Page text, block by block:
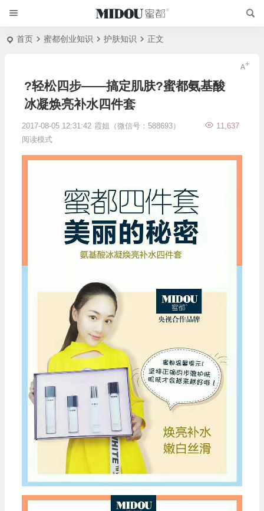
首页 蜜都创业知识 护肤知识 正文
?轻松四步——搞定肌肤?蜜都氨基酸
冰凝焕亮补水四件套
2017-08-05 12:31:42 霞姐（微信号：588693）
11,637
阅读模式